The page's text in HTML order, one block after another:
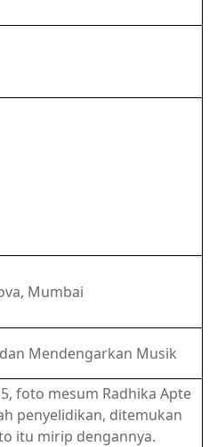
Mumbai
Mendengarkan Musik
foto mesum Radhika Apte
penyelidikan, ditemukan
itu mirip dengannya.